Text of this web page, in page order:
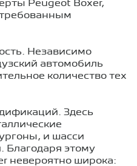
Peugeot Boxer,
Независимо
автомобиль
количество тех
Здесь
и шасси
Благодаря этому
невероятно широка: